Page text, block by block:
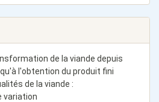
de la viande depuis
l'obtention du produit fini
de la viande :
variation